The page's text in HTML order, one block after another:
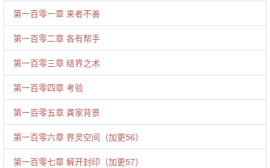
第一百零一章 来者不善
第一百零二章 各有帮手
第一百零三章 结界之术
第一百零四章 考验
第一百零五章 龚家背景
第一百零六章 界灵空间（加更56）
第一百零七章 解开封印（加更57）